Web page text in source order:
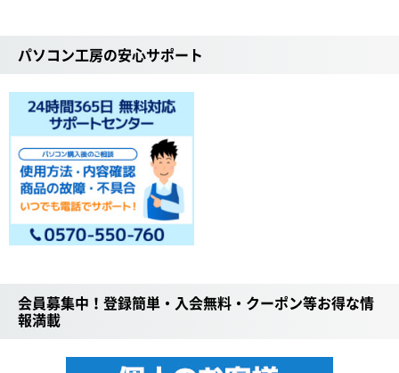
パソコン工房の安心サポート
会員募集中！登録簡単・入会無料・クーポン等お得な情
報満載